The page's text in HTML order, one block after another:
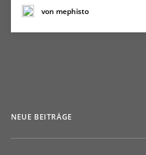
von mephisto
NEUE BEITRÄGE